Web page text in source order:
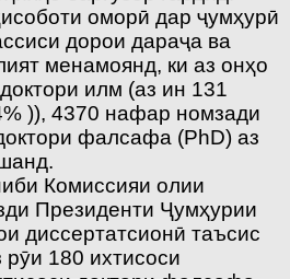
оморӣ дар ҷумҳурӣ
дорои дараҷа ва
менамоянд, ки аз онҳо
илм (аз ин 131
)), 4370 нафар номзади
фалсафа (PhD) аз
Комиссияи олии
Президенти Ҷумҳурии
диссертатсионӣ таъсис
рӯи 180 ихтисоси